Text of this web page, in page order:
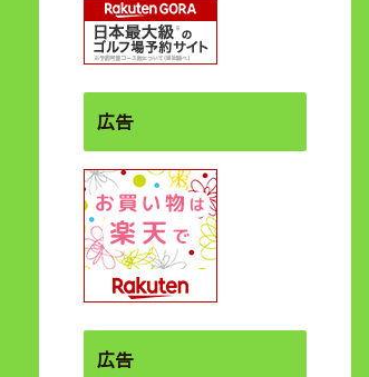
広告
広告